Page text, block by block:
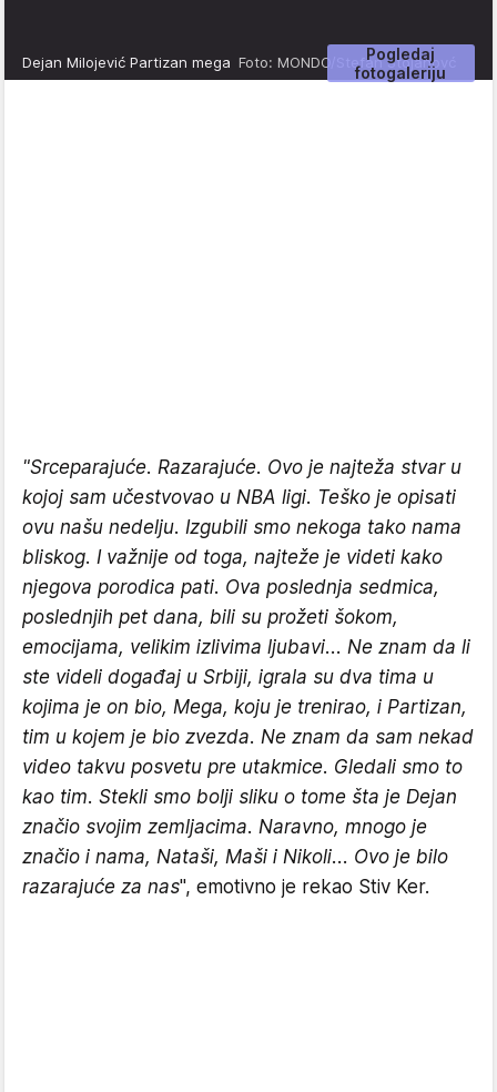
Pogledaj
fotogaleriju
Dejan Milojević Partizan mega Foto: MONDO/Stefan Stojanovć
"Srceparajuće. Razarajuće. Ovo je najteža stvar u
kojoj sam učestvovao u NBA ligi. Teško je opisati
ovu našu nedelju. Izgubili smo nekoga tako nama
bliskog. I važnije od toga, najteže je videti kako
njegova porodica pati. Ova poslednja sedmica,
poslednjih pet dana, bili su prožeti šokom,
emocijama, velikim izlivima ljubavi... Ne znam da li
ste videli događaj u Srbiji, igrala su dva tima u
kojima je on bio, Mega, koju je trenirao, i Partizan,
tim u kojem je bio zvezda. Ne znam da sam nekad
video takvu posvetu pre utakmice. Gledali smo to
kao tim. Stekli smo bolji sliku o tome šta je Dejan
značio svojim zemljacima. Naravno, mnogo je
značio i nama, Nataši, Maši i Nikoli... Ovo je bilo
razarajuće za nas", emotivno je rekao Stiv Ker.